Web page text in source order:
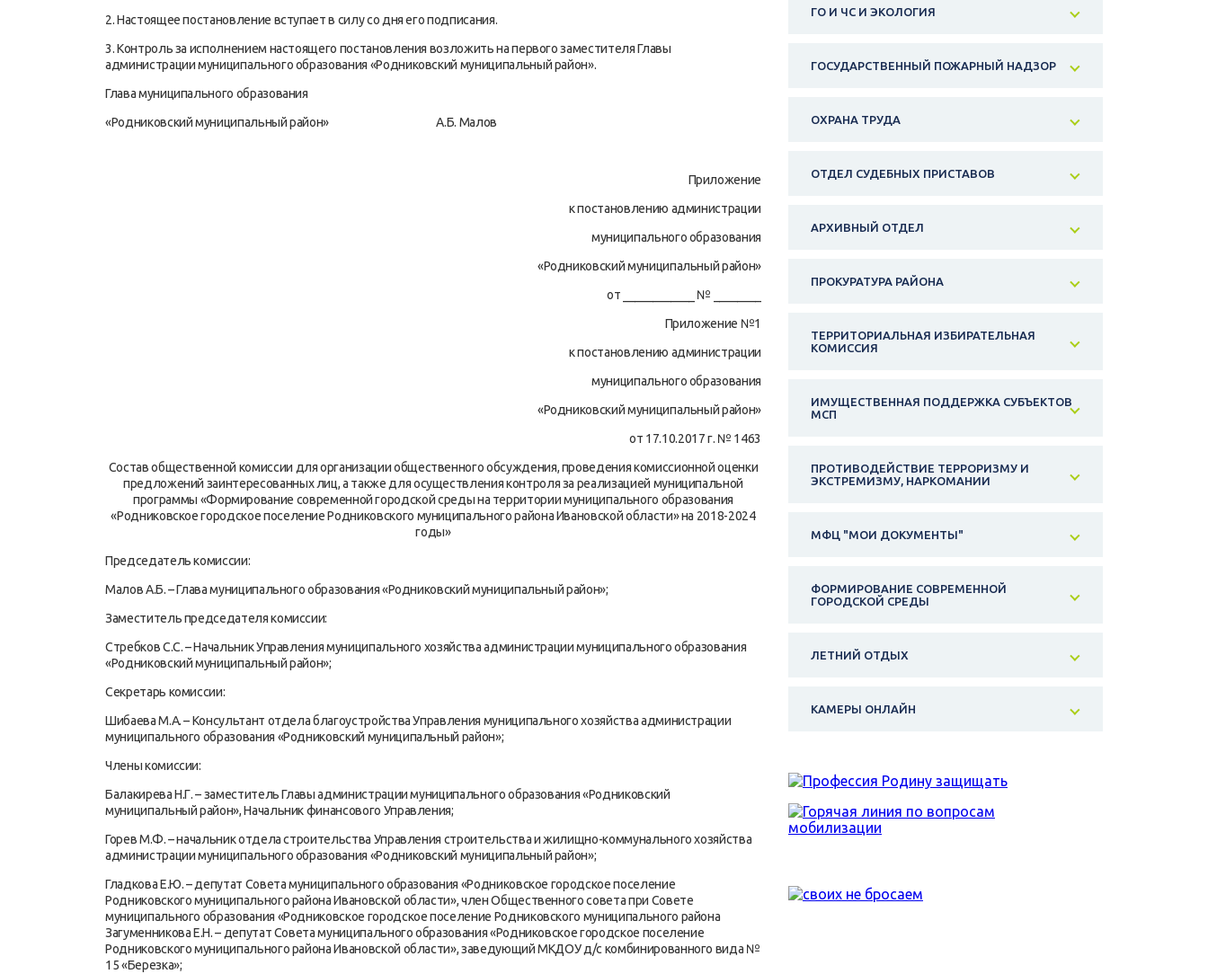
2. Настоящее постановление вступает в силу со дня его подписания.
3. Контроль за исполнением настоящего постановления возложить на первого заместителя Главы
администрации муниципального образования «Родниковский муниципальный район».
Глава муниципального образования
«Родниковский муниципальный район» А.Б. Малов
Приложение
к постановлению администрации
муниципального образования
«Родниковский муниципальный район»
от ____________ № ________
Приложение №1
к постановлению администрации
муниципального образования
«Родниковский муниципальный район»
от 17.10.2017 г. № 1463
Состав общественной комиссии для организации общественного обсуждения, проведения комиссионной оценки
предложений заинтересованных лиц, а также для осуществления контроля за реализацией муниципальной
программы «Формирование современной городской среды на территории муниципального образования
«Родниковское городское поселение Родниковского муниципального района Ивановской области» на 2018-2024
годы»
Председатель комиссии:
Малов А.Б. – Глава муниципального образования «Родниковский муниципальный район»;
Заместитель председателя комиссии:
Стребков С.С. – Начальник Управления муниципального хозяйства администрации муниципального образования
«Родниковский муниципальный район»;
Секретарь комиссии:
Шибаева М.А. – Консультант отдела благоустройства Управления муниципального хозяйства администрации
муниципального образования «Родниковский муниципальный район»;
Члены комиссии:
Балакирева Н.Г. – заместитель Главы администрации муниципального образования «Родниковский
муниципальный район», Начальник финансового Управления;
Горев М.Ф. – начальник отдела строительства Управления строительства и жилищно-коммунального хозяйства
администрации муниципального образования «Родниковский муниципальный район»;
Гладкова Е.Ю. – депутат Совета муниципального образования «Родниковское городское поселение
Родниковского муниципального района Ивановской области», член Общественного совета при Совете
муниципального образования «Родниковское городское поселение Родниковского муниципального района
Загуменникова Е.Н. – депутат Совета муниципального образования «Родниковское городское поселение
Родниковского муниципального района Ивановской области», заведующий МКДОУ д/с комбинированного вида №
15 «Березка»;
ГО И ЧС И ЭКОЛОГИЯ
ГОСУДАРСТВЕННЫЙ ПОЖАРНЫЙ НАДЗОР
ОХРАНА ТРУДА
ОТДЕЛ СУДЕБНЫХ ПРИСТАВОВ
АРХИВНЫЙ ОТДЕЛ
ПРОКУРАТУРА РАЙОНА
ТЕРРИТОРИАЛЬНАЯ ИЗБИРАТЕЛЬНАЯ
КОМИССИЯ
ИМУЩЕСТВЕННАЯ ПОДДЕРЖКА СУБЪЕКТОВ
МСП
ПРОТИВОДЕЙСТВИЕ ТЕРРОРИЗМУ И
ЭКСТРЕМИЗМУ, НАРКОМАНИИ
МФЦ "МОИ ДОКУМЕНТЫ"
ФОРМИРОВАНИЕ СОВРЕМЕННОЙ
ГОРОДСКОЙ СРЕДЫ
ЛЕТНИЙ ОТДЫХ
КАМЕРЫ ОНЛАЙН